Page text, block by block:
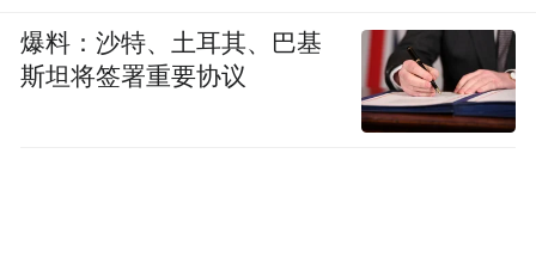
爆料：沙特、土耳其、巴基
斯坦将签署重要协议